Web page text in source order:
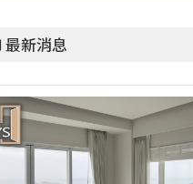
最新消息